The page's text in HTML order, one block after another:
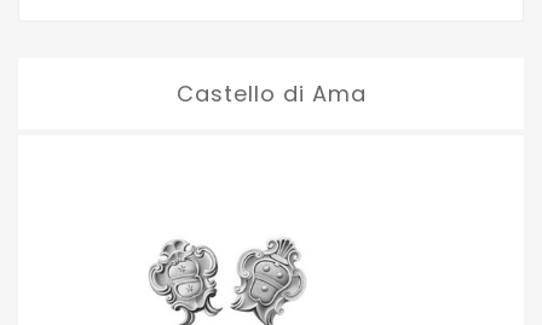
Castello di Ama